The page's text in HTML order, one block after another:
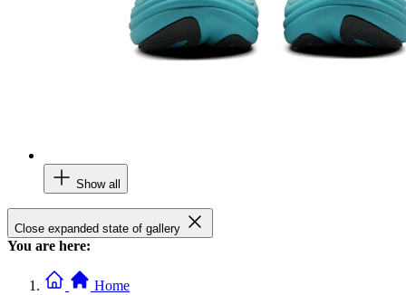
Show all
Close expanded state of gallery
You are here:
Home